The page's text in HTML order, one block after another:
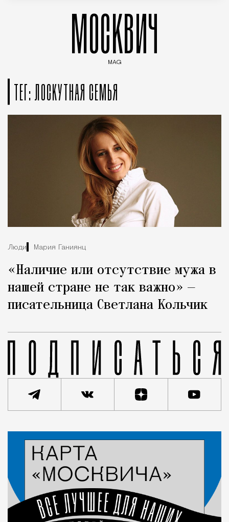
МОСКВИЧ
MAG
ТЕГ: ЛОСКУТНАЯ СЕМЬЯ
Люди Мария Ганиянц
«Наличие или отсутствие мужа в
нашей стране не так важно» —
писательница Светлана Кольчик